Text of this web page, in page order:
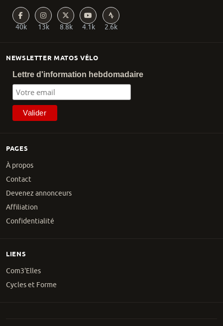
PAGES
À propos
Contact
Devenez annonceurs
Affiliation
Confidentialité
NEWSLETTER MATOS VÉLO
Lettre d'information hebdomadaire
40k 13k 8.8k 4.1k 2.6k
LIENS
Com3'Elles
Cycles et Forme